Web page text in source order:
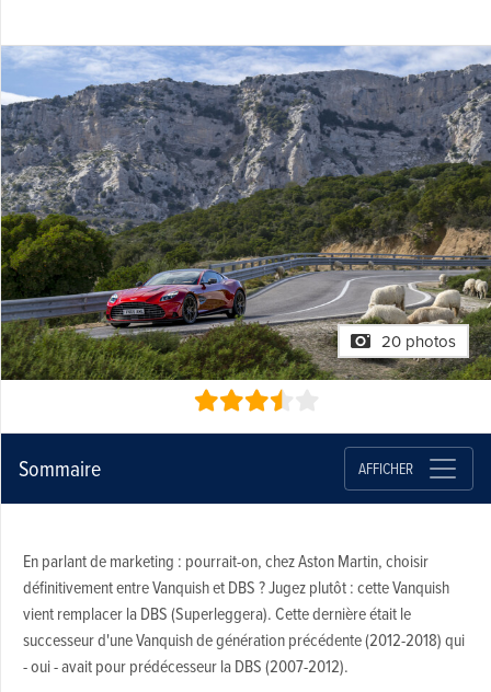
20 photos
Sommaire AFFICHER
En parlant de marketing : pourrait-on, chez Aston Martin, choisir
définitivement entre Vanquish et DBS ? Jugez plutôt : cette Vanquish
vient remplacer la DBS (Superleggera). Cette dernière était le
successeur d'une Vanquish de génération précédente (2012-2018) qui
- oui - avait pour prédécesseur la DBS (2007-2012).